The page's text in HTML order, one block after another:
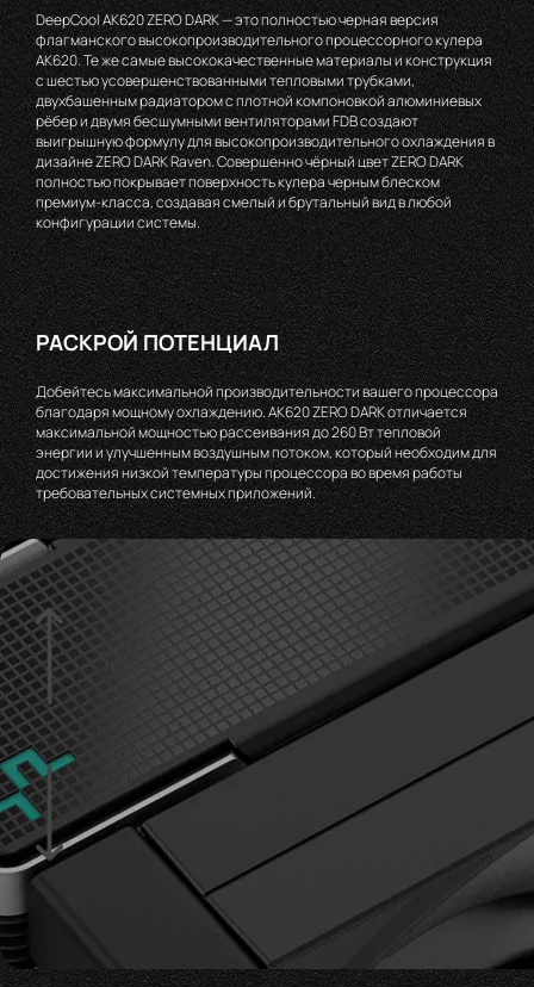
DeepCool AK620 ZERO DARK — это полностью черная версия
флагманского высокопроизводительного процессорного кулера
AK620. Те же самые высококачественные материалы и конструкция
с шестью усовершенствованными тепловыми трубками,
двухбашенным радиатором с плотной компоновкой алюминиевых
рёбер и двумя бесшумными вентиляторами FDB создают
выигрышную формулу для высокопроизводительного охлаждения в
дизайне ZERO DARK Raven. Совершенно чёрный цвет ZERO DARK
полностью покрывает поверхность кулера черным блеском
премиум-класса, создавая смелый и брутальный вид в любой
конфигурации системы.
РАСКРОЙ ПОТЕНЦИАЛ
Добейтесь максимальной производительности вашего процессора
благодаря мощному охлаждению. AK620 ZERO DARK отличается
максимальной мощностью рассеивания до 260 Вт тепловой
энергии и улучшенным воздушным потоком, который необходим для
достижения низкой температуры процессора во время работы
требовательных системных приложений.